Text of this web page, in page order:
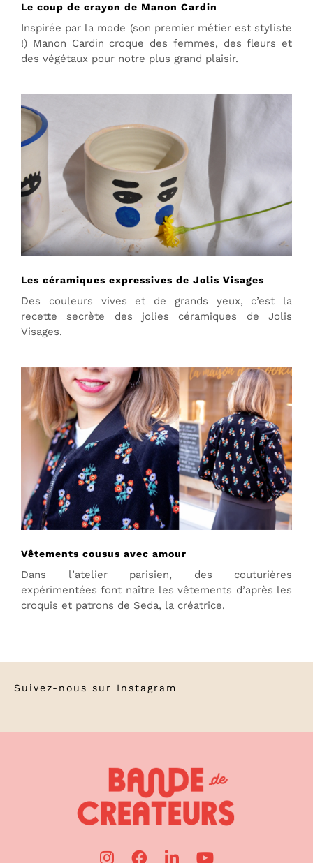
Le coup de crayon de Manon Cardin
Inspirée par la mode (son premier métier est styliste
!) Manon Cardin croque des femmes, des fleurs et
des végétaux pour notre plus grand plaisir.
Les céramiques expressives de Jolis Visages
Des couleurs vives et de grands yeux, c’est la
recette secrète des jolies céramiques de Jolis
Visages.
Vêtements cousus avec amour
Dans l’atelier parisien, des couturières
expérimentées font naître les vêtements d’après les
croquis et patrons de Seda, la créatrice.
Suivez-nous sur Instagram